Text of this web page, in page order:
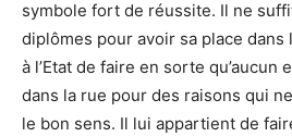
symbole fort de réussite. Il ne
diplômes pour avoir sa place
à l’Etat de faire en sorte qu’aucun
dans la rue pour des raisons qui
le bon sens. Il lui appartient de